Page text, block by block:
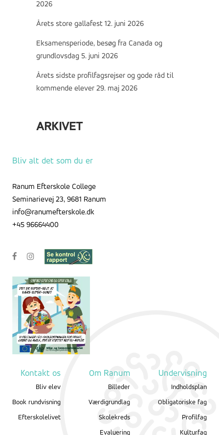
2026
Årets store gallafest 12. juni 2026
Eksamensperiode, besøg fra Canada og
grundlovsdag 5. juni 2026
Årets sidste profilfagsrejser og gode råd til
kommende elever 29. maj 2026
ARKIVET
Bliv alt det som du er
Ranum Efterskole College
Seminarievej 23, 9681 Ranum
info@ranumefterskole.dk
+45 96664400
Kontakt os
Bliv elev
Book rundvisning
Efterskolelivet
Om Ranum
Billeder
Værdigrundlag
Skolekreds
Evaluering
Undervisning
Indholdsplan
Obligatoriske fag
Profilfag
Kulturfag